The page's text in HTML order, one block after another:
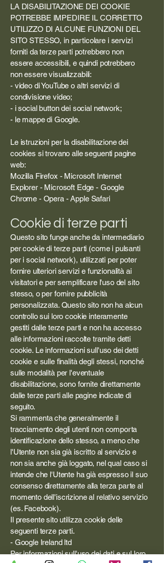
LA DISABILITAZIONE DEI COOKIE
POTREBBE IMPEDIRE IL CORRETTO
UTILIZZO DI ALCUNE FUNZIONI DEL
SITO STESSO, in particolare i servizi
forniti da terze parti potrebbero non
essere accessibili, e quindi potrebbero
non essere visualizzabili:
- video di YouTube o altri servizi di
condivisione video;
- i social button dei social network;
- le mappe di Google.
Le istruzioni per la disabilitazione dei
cookies si trovano alle seguenti pagine
web:
Mozilla Firefox - Microsoft Internet
Explorer - Microsoft Edge - Google
Chrome - Opera - Apple Safari
Cookie di terze parti
Questo sito funge anche da intermediario
per cookie di terze parti (come i pulsanti
per i social network), utilizzati per poter
fornire ulteriori servizi e funzionalità ai
visitatori e per semplificare l'uso del sito
stesso, o per fornire pubblicità
personalizzata. Questo sito non ha alcun
controllo sui loro cookie interamente
gestiti dalle terze parti e non ha accesso
alle informazioni raccolte tramite detti
cookie. Le informazioni sull'uso dei detti
cookie e sulle finalità degli stessi, nonché
sulle modalità per l'eventuale
disabilitazione, sono fornite direttamente
dalle terze parti alle pagine indicate di
seguito.
Si rammenta che generalmente il
tracciamento degli utenti non comporta
identificazione dello stesso, a meno che
l'Utente non sia già iscritto al servizio e
non sia anche già loggato, nel qual caso si
intende che l'Utente ha già espresso il suo
consenso direttamente alla terza parte al
momento dell'iscrizione al relativo servizio
(es. Facebook).
Il presente sito utilizza cookie delle
seguenti terze parti.
- Google Ireland ltd
Per informazioni sull'uso dei dati e sul loro